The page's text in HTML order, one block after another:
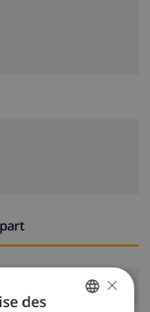
sont admis
repasser
de gaz)
×
des